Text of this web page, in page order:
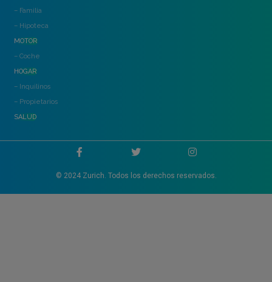
– Familia
– Hipoteca
MOTOR
– Coche
HOGAR
– Inquilinos
– Propietarios
SALUD
© 2024 Zurich. Todos los derechos reservados.